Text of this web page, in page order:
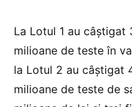
La Lotul 1 au
milioane de teste în
la Lotul 2 au câștigat
milioane de teste de